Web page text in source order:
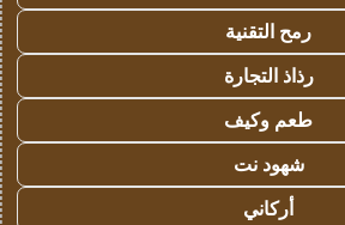
رمح التقنية
رذاذ التجارة
طعم وكيف
شهود نت
أركاني